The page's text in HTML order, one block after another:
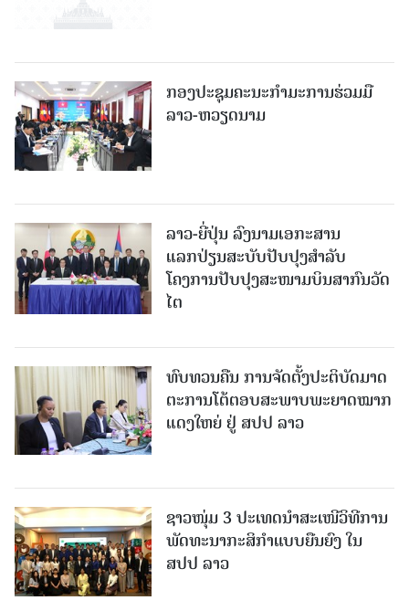
ກອງປະຊຸມຄະນະກຳມະການຮ່ວມມື
ລາວ-ຫວຽດນາມ
ລາວ-ຍີ່ປຸ່ນ ລົງນາມເອກະສານ
ແລກປ່ຽນສະບັບປັບປຸງສໍາລັບ
ໂຄງການປັບປຸງສະໜາມບິນສາກົນວັດ
ໄຕ
ທົບທວນຄືນ ການຈັດຕັ້ງປະຕິບັດມາດ
ຕະການໂຕ້ຕອບສະພາບພະຍາດໝາກ
ແດງໃຫຍ່ ຢູ່ ສປປ ລາວ
ຊາວໜຸ່ມ 3 ປະເທດນຳສະເໜີວິທີການ
ພັດທະນາກະສິກຳແບບຍືນຍົງ ໃນ
ສປປ ລາວ